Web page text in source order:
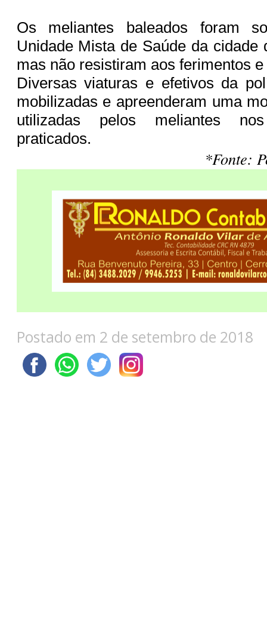
Os meliantes baleados foram
Unidade Mista de Saúde da cidade
mas não resistiram aos ferimentos
Diversas viaturas e efetivos da
mobilizadas e apreenderam uma
utilizadas pelos meliantes
praticados.
*Fonte:
Postado em 2 de setembro de 2018